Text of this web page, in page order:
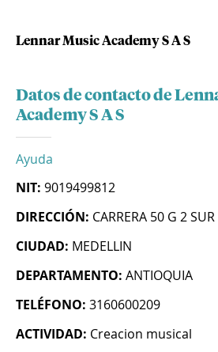
Lennar Music Academy S A S
Datos de contacto de
Academy S A S
Ayuda
NIT: 9019499812
DIRECCIÓN: CARRERA 50 G 2
CIUDAD: MEDELLIN
DEPARTAMENTO: ANTIOQUIA
TELÉFONO: 3160600209
ACTIVIDAD: Creacion musical